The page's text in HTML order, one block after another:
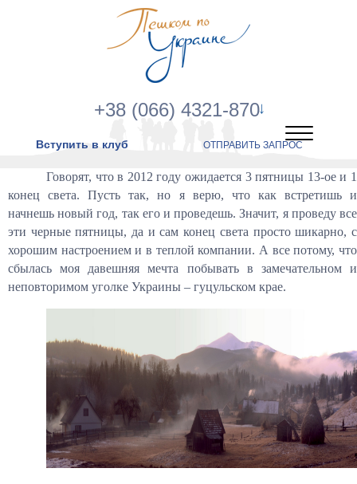
+38 (066) 4321-870
Вступить в клуб ОТПРАВИТЬ ЗАПРОС
Говорят, что в 2012 году ожидается 3 пятницы 13-ое и 1
конец света. Пусть так, но я верю, что как встретишь и
начнешь новый год, так его и проведешь. Значит, я проведу все
эти черные пятницы, да и сам конец света просто шикарно, с
хорошим настроением и в теплой компании. А все потому, что
сбылась моя давешняя мечта побывать в замечательном и
неповторимом уголке Украины – гуцульском крае.